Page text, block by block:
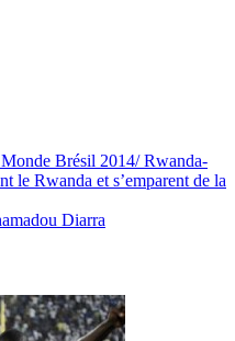
Brésil 2014/ Rwanda-
le Rwanda et s’emparent de la
Diarra